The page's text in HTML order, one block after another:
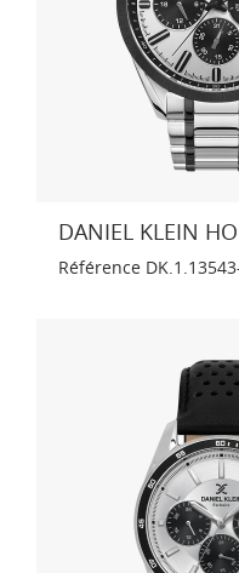
DANIEL KLEIN
Référence